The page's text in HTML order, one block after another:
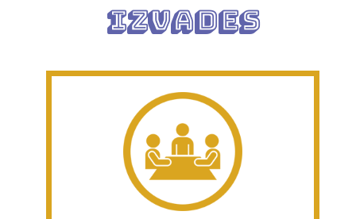
Izvades